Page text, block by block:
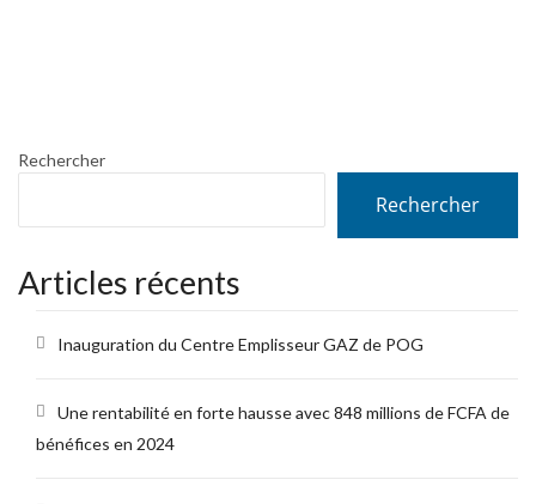
Rechercher
Rechercher
Articles récents
Inauguration du Centre Emplisseur GAZ de POG
Une rentabilité en forte hausse avec 848 millions de FCFA de
bénéfices en 2024